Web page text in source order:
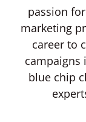
passion
marketing
career to
campaigns
blue chip